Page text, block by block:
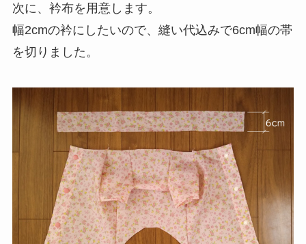
次に、衿布を用意します。
幅2cmの衿にしたいので、縫い代込みで6cm幅の帯
を切りました。